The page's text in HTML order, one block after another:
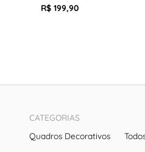
R$ 199,90
CATEGORIAS
Quadros Decorativos